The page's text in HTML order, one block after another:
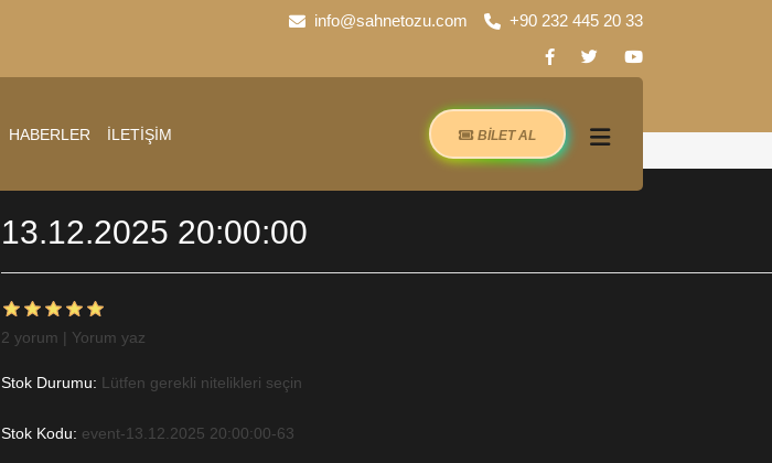
info@sahnetozu.com +90 232 445 20 33
HABERLER İLETİŞİM BİLET AL
13.12.2025 20:00:00
2 yorum | Yorum yaz
Stok Durumu: Lütfen gerekli nitelikleri seçin
Stok Kodu: event-13.12.2025 20:00:00-63